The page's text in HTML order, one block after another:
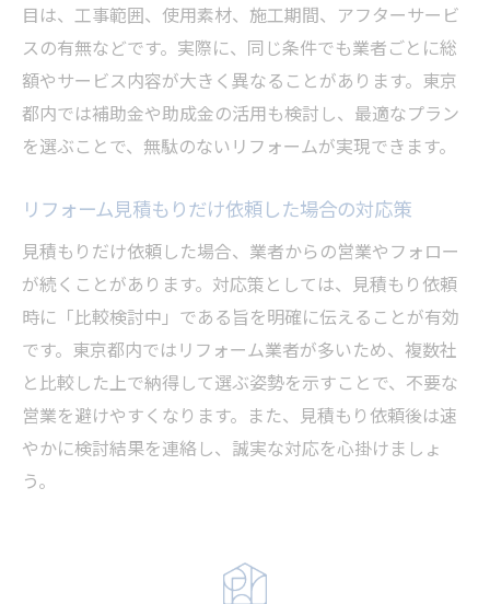
目は、工事範囲、使用素材、施工期間、アフターサービ
スの有無などです。実際に、同じ条件でも業者ごとに総
額やサービス内容が大きく異なることがあります。東京
都内では補助金や助成金の活用も検討し、最適なプラン
を選ぶことで、無駄のないリフォームが実現できます。
リフォーム見積もりだけ依頼した場合の対応策
見積もりだけ依頼した場合、業者からの営業やフォロー
が続くことがあります。対応策としては、見積もり依頼
時に「比較検討中」である旨を明確に伝えることが有効
です。東京都内ではリフォーム業者が多いため、複数社
と比較した上で納得して選ぶ姿勢を示すことで、不要な
営業を避けやすくなります。また、見積もり依頼後は速
やかに検討結果を連絡し、誠実な対応を心掛けましょ
う。